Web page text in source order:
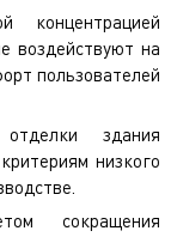
концентрацией
воздействуют на
пользователей
здания
низкого
сокращения